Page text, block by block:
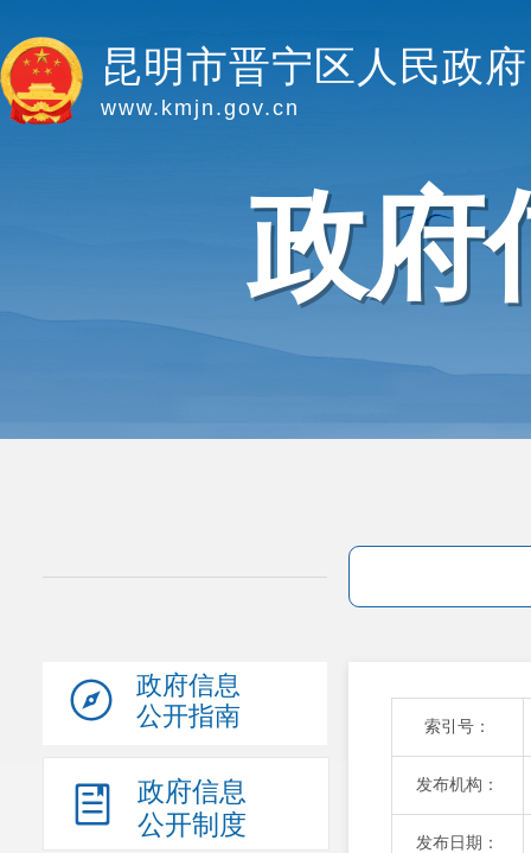
昆明市晋宁区人民政府
www.kmjn.gov.cn
政府
政府信息
公开指南
政府信息
公开制度
索引号：
发布机构：
发布日期：